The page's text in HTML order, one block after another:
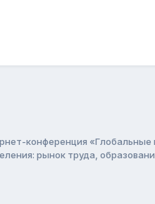
конференция
рынок труда,